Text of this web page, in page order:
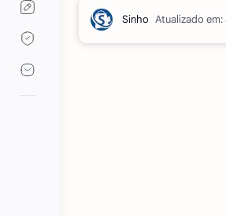
Atualizado em: